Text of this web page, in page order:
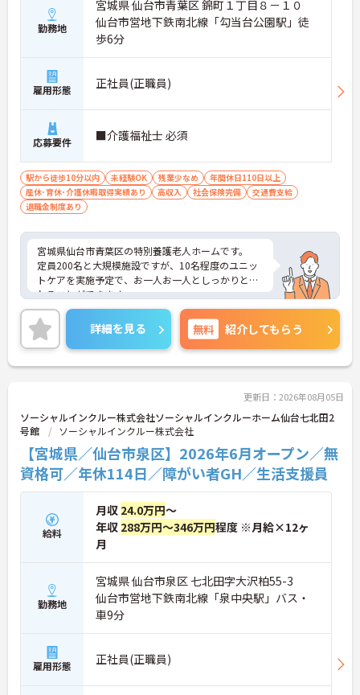
勤務地
宮城県 仙台市青葉区 錦町１丁目８－１０
仙台市営地下鉄南北線「勾当台公園駅」徒
歩6分
雇用形態 正社員(正職員)
応募要件 ■介護福祉士 必須
駅から徒歩10分以内 未経験OK 残業少なめ
年間休日110日以上
産休･育休･介護休暇取得実績あり
高収入 社会保険完備
交通費支給
退職金制度あり
宮城県仙台市青葉区の特別養護老人ホームです。
定員200名と大規模施設ですが、10名程度のユニッ
トケアを実施予定で、お一人お一人としっかりと関
わることができます。
ご興味ある方には、面接対策ポイントなど、さらに
詳細をお話しいたしますのでお気軽にご相談くださ
い！
詳細を見る 無料 紹介してもらう
更新日：2026年08月05日
ソーシャルインクルー株式会社ソーシャルインクルーホーム仙台七北田2
号館
ソーシャルインクルー株式会社
【宮城県／仙台市泉区】2026年6月オープン／無
資格可／年休114日／障がい者GH／生活支援員
給料
月収 24.0万円～
年収 288万円～346万円程度 ※月給×12ヶ
月
勤務地
宮城県 仙台市泉区 七北田字大沢柏55-3
仙台市営地下鉄南北線「泉中央駅」バス・
車9分
雇用形態 正社員(正職員)